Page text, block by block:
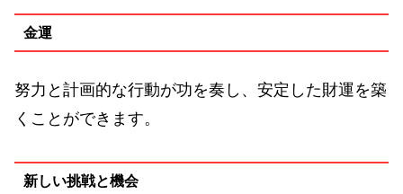
金運
努力と計画的な行動が功を奏し、安定した財運を築
くことができます。
新しい挑戦と機会